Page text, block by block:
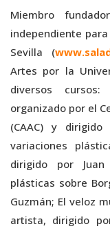
Miembro
independiente
Sevilla (
Artes por la
diversos
organizado por el
(CAAC) y
variaciones
dirigido por Juan
plásticas sobre
Guzmán; El veloz
artista, dirigido